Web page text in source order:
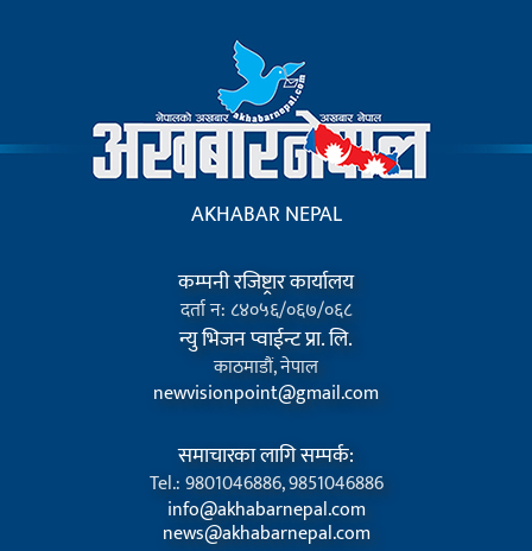
AKHABAR NEPAL
कम्पनी रजिष्ट्रार कार्यालय
दर्ता न: ८४०५६/०६७/०६८
न्यु भिजन प्वाईन्ट प्रा. लि.
काठमाडौं, नेपाल
newvisionpoint@gmail.com
समाचारका लागि सम्पर्क:
Tel.: 9801046886, 9851046886
info@akhabarnepal.com
news@akhabarnepal.com